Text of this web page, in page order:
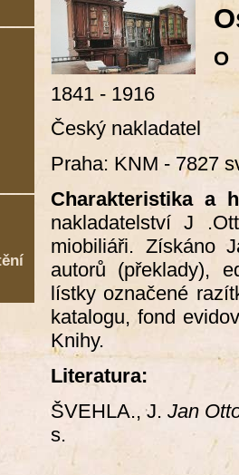
O
1841 - 1916
Český nakladatel
Praha: KNM - 7827
Charakteristika a
nakladatelství J
miobiliáři. Získáno
autorů (překlady),
lístky označené
katalogu, fond
Knihy.
Literatura:
ŠVEHLA., J. Jan
s.